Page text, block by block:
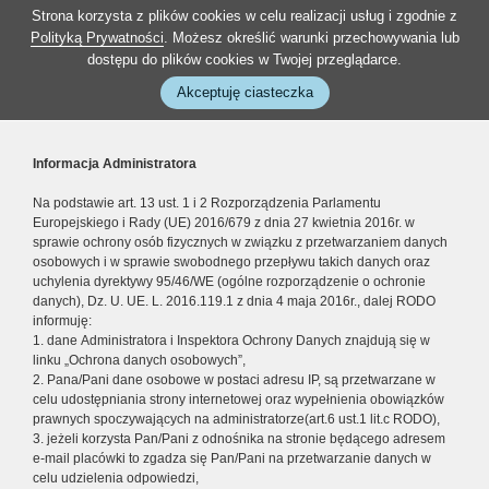
Strona korzysta z plików cookies w celu realizacji usług i zgodnie z
Polityką Prywatności. Możesz określić warunki przechowywania lub
dostępu do plików cookies w Twojej przeglądarce.
Akceptuję ciasteczka
Informacja Administratora
Na podstawie art. 13 ust. 1 i 2 Rozporządzenia Parlamentu
Europejskiego i Rady (UE) 2016/679 z dnia 27 kwietnia 2016r. w
sprawie ochrony osób fizycznych w związku z przetwarzaniem danych
osobowych i w sprawie swobodnego przepływu takich danych oraz
uchylenia dyrektywy 95/46/WE (ogólne rozporządzenie o ochronie
danych), Dz. U. UE. L. 2016.119.1 z dnia 4 maja 2016r., dalej RODO
informuję:
1. dane Administratora i Inspektora Ochrony Danych znajdują się w
linku „Ochrona danych osobowych”,
2. Pana/Pani dane osobowe w postaci adresu IP, są przetwarzane w
celu udostępniania strony internetowej oraz wypełnienia obowiązków
prawnych spoczywających na administratorze(art.6 ust.1 lit.c RODO),
3. jeżeli korzysta Pan/Pani z odnośnika na stronie będącego adresem
e-mail placówki to zgadza się Pan/Pani na przetwarzanie danych w
celu udzielenia odpowiedzi,